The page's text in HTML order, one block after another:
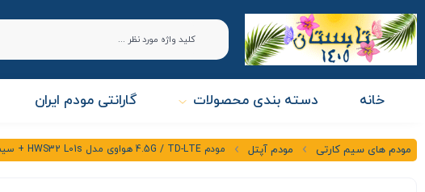
خانه دسته بندی محصولات گارانتی مودم ایران
مودم های سیم کارتی مودم آپتل مودم 4.5G / TD-LTE هواوی مدل HWS32 L01s + سیم کارت آپتل